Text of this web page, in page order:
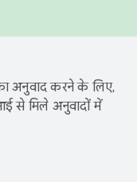
अनुवाद करने के लिए,
से मिले अनुवादों में